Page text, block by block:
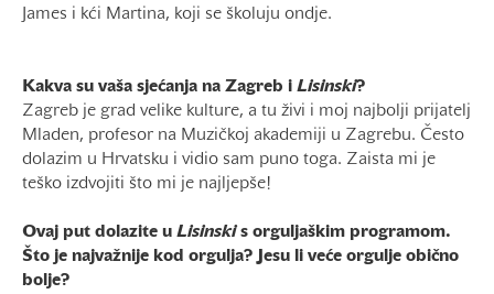
James i kći Martina, koji se školuju ondje.
Kakva su vaša sjećanja na Zagreb i Lisinski?
Zagreb je grad velike kulture, a tu živi i moj najbolji prijatelj
Mladen, profesor na Muzičkoj akademiji u Zagrebu. Često
dolazim u Hrvatsku i vidio sam puno toga. Zaista mi je
teško izdvojiti što mi je najljepše!
Ovaj put dolazite u Lisinskis orguljaškim programom.
Što je najvažnije kod orgulja? Jesu li veće orgulje obično
bolje?